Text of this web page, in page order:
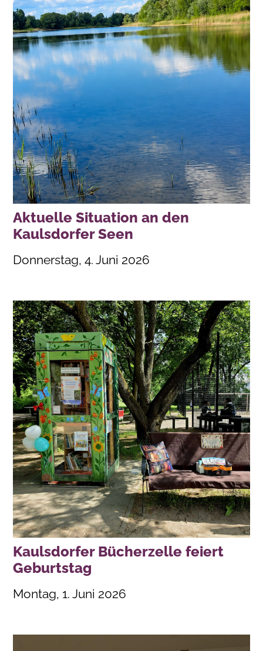
Aktuelle Situation an den
Kaulsdorfer Seen
Donnerstag, 4. Juni 2026
Kaulsdorfer Bücherzelle feiert
Geburtstag
Montag, 1. Juni 2026